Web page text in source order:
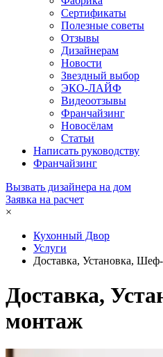
Сертификаты
Полезные советы
Отзывы
Дизайнерам
Новости
Звездный выбор
ЭКО-ЛАЙФ
Видеоотзывы
Франчайзинг
Новосёлам
Статьи
Написать руководству
Франчайзинг
Вызвать дизайнера на дом
Заявка на расчет
×
Кухонный Двор
Услуги
Доставка, Установка,
Доставка,
монтаж